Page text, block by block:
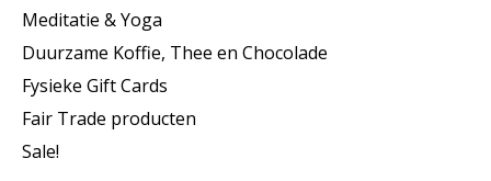
Meditatie & Yoga
Duurzame Koffie, Thee en Chocolade
Fysieke Gift Cards
Fair Trade producten
Sale!